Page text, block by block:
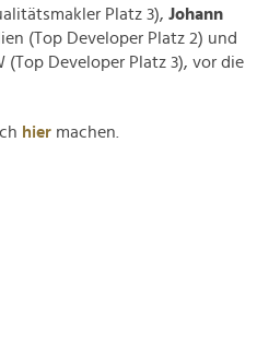
Platz 3), Johann
(Top Developer Platz 2) und
(Top Developer Platz 3), vor die
hier machen.